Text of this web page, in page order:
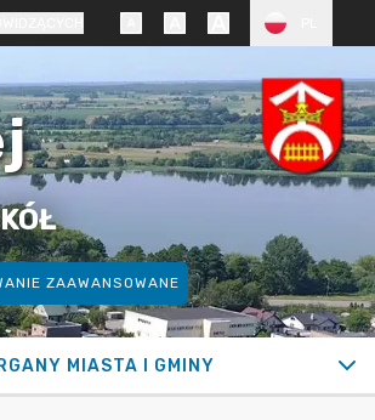
ZAAWANSOWANE
MIASTA I GMINY